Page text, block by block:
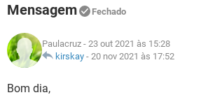
INSTAGRAM
GUIA DE COMPRAS
INSTAGRAM GMAIL
GUIA DE COMPRAS
JOGOS
CELULAR
OUTLOOK EXCEL
INSTAGRAM
JOGOS WHATSAPP
CELULAR
OUTLOOK
GLOSSÁRIO
JOGOS
Mensagem Fechado
Paulacruz - 23 out 2021 às 15:28
kirskay - 20 nov 2021 às 17:52
Bom dia,